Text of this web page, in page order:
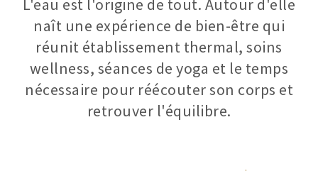
L'eau est l'origine de tout. Autour d'elle
naît une expérience de bien-être qui
réunit établissement thermal, soins
wellness, séances de yoga et le temps
nécessaire pour réécouter son corps et
retrouver l'équilibre.